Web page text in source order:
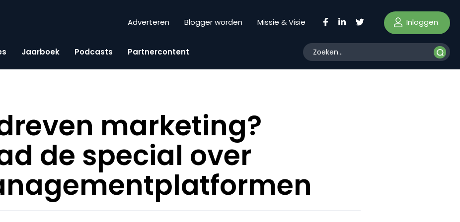
Adverteren Blogger worden Missie & Visie Inloggen
Jaarboek Podcasts Partnercontent
marketing?
de special over